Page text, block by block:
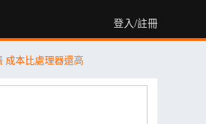
登入/註冊
成本比處理器還高